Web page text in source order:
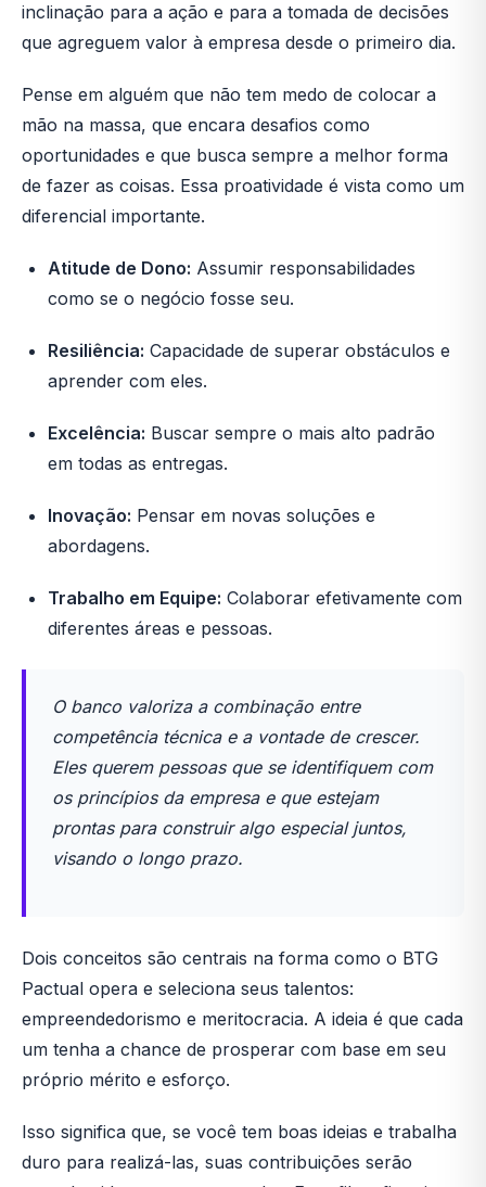
inclinação para a ação e para a tomada de decisões
que agreguem valor à empresa desde o primeiro dia.
Pense em alguém que não tem medo de colocar a
mão na massa, que encara desafios como
oportunidades e que busca sempre a melhor forma
de fazer as coisas. Essa proatividade é vista como um
diferencial importante.
Atitude de Dono: Assumir responsabilidades
como se o negócio fosse seu.
Resiliência: Capacidade de superar obstáculos e
aprender com eles.
Excelência: Buscar sempre o mais alto padrão
em todas as entregas.
Inovação: Pensar em novas soluções e
abordagens.
Trabalho em Equipe: Colaborar efetivamente com
diferentes áreas e pessoas.
O banco valoriza a combinação entre
competência técnica e a vontade de crescer.
Eles querem pessoas que se identifiquem com
os princípios da empresa e que estejam
prontas para construir algo especial juntos,
visando o longo prazo.
Dois conceitos são centrais na forma como o BTG
Pactual opera e seleciona seus talentos:
empreendedorismo e meritocracia. A ideia é que cada
um tenha a chance de prosperar com base em seu
próprio mérito e esforço.
Isso significa que, se você tem boas ideias e trabalha
duro para realizá-las, suas contribuições serão